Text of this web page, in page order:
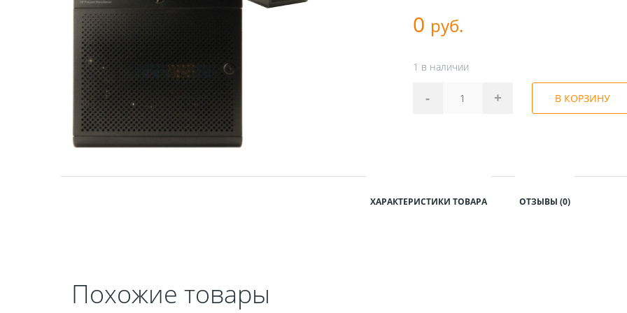
0 руб.
1 в наличии
- + В КОРЗИНУ
ХАРАКТЕРИСТИКИ ТОВАРА ОТЗЫВЫ (0)
Похожие товары